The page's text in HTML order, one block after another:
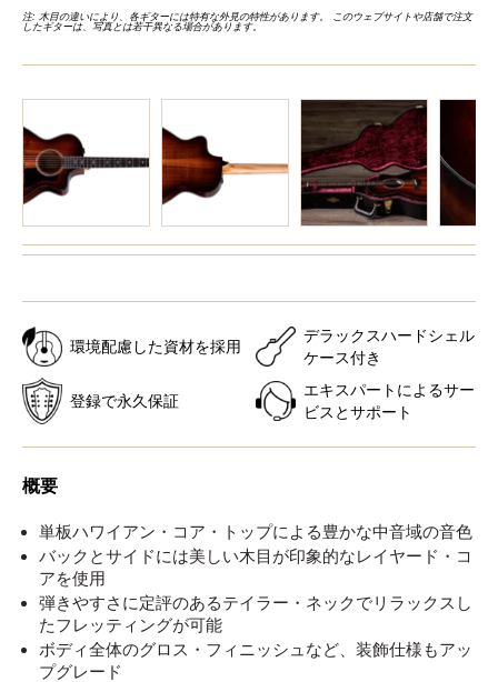
注: 木目の違いにより、各ギターには特有な外見の特性があります。 このウェブサイトや店舗で注文
したギターは、写真とは若干異なる場合があります。
環境配慮した資材を採用
デラックスハードシェル
ケース付き
登録で永久保証
エキスパートによるサー
ビスとサポート
概要
単板ハワイアン・コア・トップによる豊かな中音域の音色
バックとサイドには美しい木目が印象的なレイヤード・コ
アを使用
弾きやすさに定評のあるテイラー・ネックでリラックスし
たフレッティングが可能
ボディ全体のグロス・フィニッシュなど、装飾仕様もアッ
プグレード